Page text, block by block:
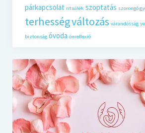
párkapcsolat rituálék szoptatás szorongó
terhességváltozás várandósság
biztonság óvoda önreflexió